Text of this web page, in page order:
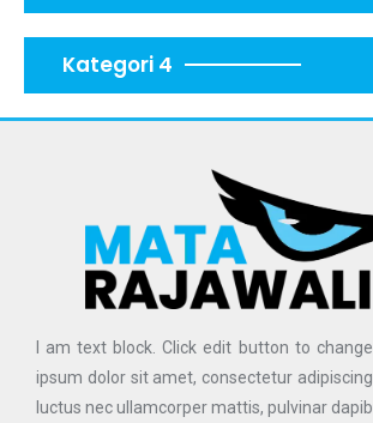
Kategori 4
I am text block. Click edit button to
ipsum dolor sit amet, consectetur
luctus nec ullamcorper mattis, pulvinar